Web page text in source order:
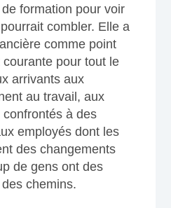
formation pour voir
combler. Elle a
comme point
courante pour tout le
arrivants aux
au travail, aux
confrontés à des
employés dont les
des changements
de gens ont des
chemins.